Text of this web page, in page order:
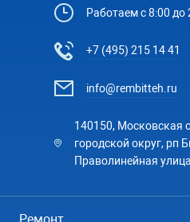
Работаем с 8:00
+7 (495) 215 14 41
info@rembitteh.ru
140150, Московская
городской округ, рп
Праволинейная
Ремонт